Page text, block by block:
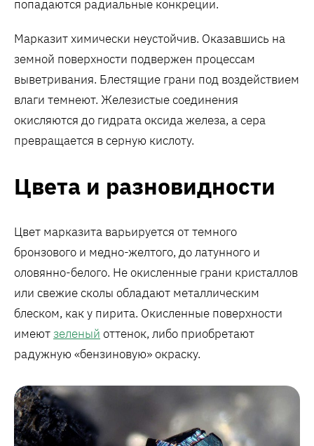
попадаются радиальные конкреции.
Марказит химически неустойчив. Оказавшись на
земной поверхности подвержен процессам
выветривания. Блестящие грани под воздействием
влаги темнеют. Железистые соединения
окисляются до гидрата оксида железа, а сера
превращается в серную кислоту.
Цвета и разновидности
Цвет марказита варьируется от темного
бронзового и медно-желтого, до латунного и
оловянно-белого. Не окисленные грани кристаллов
или свежие сколы обладают металлическим
блеском, как у пирита. Окисленные поверхности
имеютзеленый оттенок, либо приобретают
радужную «бензиновую» окраску.